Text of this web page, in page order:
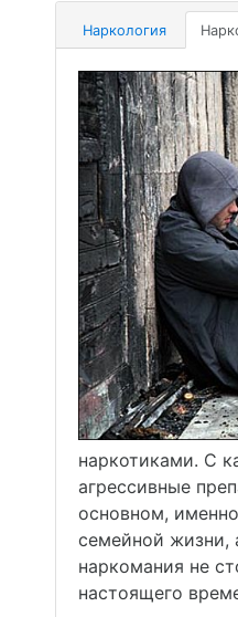
Наркология
наркотиками. С
агрессивные
основном,
семейной жизни,
наркомания не
настоящего